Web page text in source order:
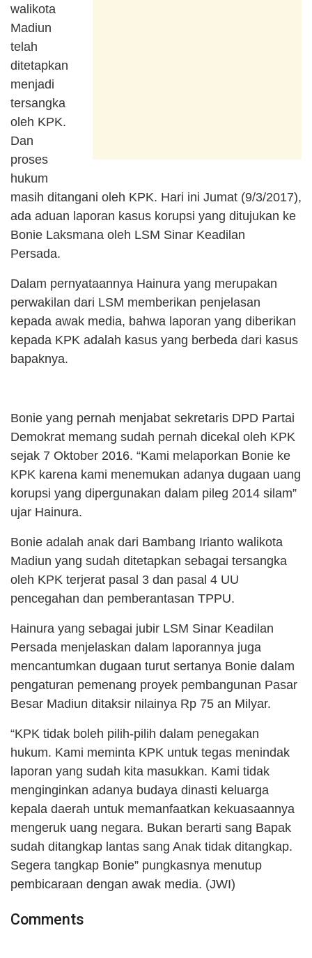
walikota
Madiun
telah
ditetapkan
menjadi
tersangka
oleh KPK.
Dan
proses
hukum
masih ditangani oleh KPK. Hari ini Jumat (9/3/2017),
ada aduan laporan kasus korupsi yang ditujukan ke
Bonie Laksmana oleh LSM Sinar Keadilan
Persada.
Dalam pernyataannya Hainura yang merupakan
perwakilan dari LSM memberikan penjelasan
kepada awak media, bahwa laporan yang diberikan
kepada KPK adalah kasus yang berbeda dari kasus
bapaknya.
Bonie yang pernah menjabat sekretaris DPD Partai
Demokrat memang sudah pernah dicekal oleh KPK
sejak 7 Oktober 2016. “Kami melaporkan Bonie ke
KPK karena kami menemukan adanya dugaan uang
korupsi yang dipergunakan dalam pileg 2014 silam”
ujar Hainura.
Bonie adalah anak dari Bambang Irianto walikota
Madiun yang sudah ditetapkan sebagai tersangka
oleh KPK terjerat pasal 3 dan pasal 4 UU
pencegahan dan pemberantasan TPPU.
Hainura yang sebagai jubir LSM Sinar Keadilan
Persada menjelaskan dalam laporannya juga
mencantumkan dugaan turut sertanya Bonie dalam
pengaturan pemenang proyek pembangunan Pasar
Besar Madiun ditaksir nilainya Rp 75 an Milyar.
“KPK tidak boleh pilih-pilih dalam penegakan
hukum. Kami meminta KPK untuk tegas menindak
laporan yang sudah kita masukkan. Kami tidak
menginginkan adanya budaya dinasti keluarga
kepala daerah untuk memanfaatkan kekuasaannya
mengeruk uang negara. Bukan berarti sang Bapak
sudah ditangkap lantas sang Anak tidak ditangkap.
Segera tangkap Bonie” pungkasnya menutup
pembicaraan dengan awak media. (JWI)
Comments